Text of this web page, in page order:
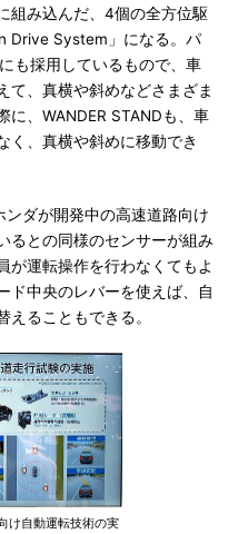
組み込んだ、4個の全方位駆
Drive System」になる。パ
も採用しているもので、車
て、真横や斜めなどさまざま
に、WANDER STANDも、車
く、真横や斜めに移動でき
ダが開発中の高速道路向け
るとの同様のセンサーが組み
が運転操作を行わなくてもよ
ド中央のレバーを使えば、自
ることもできる。
け自動運転技術の実